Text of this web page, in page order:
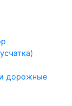
дорожные